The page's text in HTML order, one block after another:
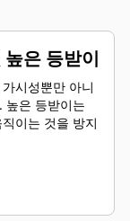
은 등받이
시성뿐만 아니
이는 것을 방지